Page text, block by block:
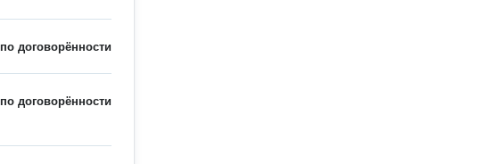
по договорённости
по договорённости